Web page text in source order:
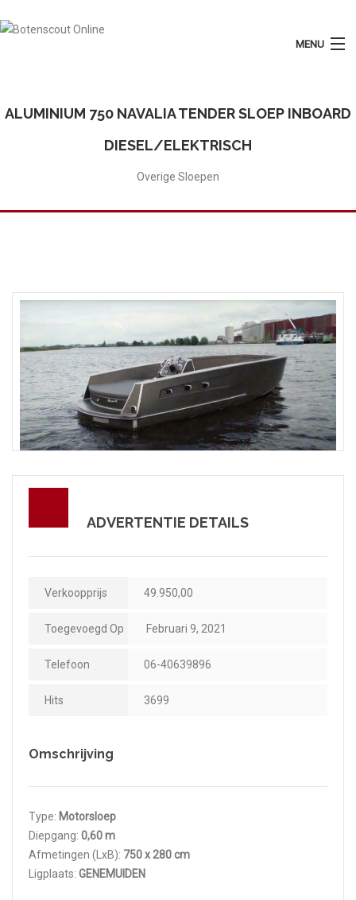
MENU
Plaats Advertentie
ALUMINIUM 750 NAVALIA TENDER SLOEP INBOARD
DIESEL/ELEKTRISCH
Overige Sloepen
ADVERTENTIE DETAILS
Verkoopprijs 49.950,00
Toegevoegd Op Februari 9, 2021
Telefoon 06-40639896
Hits 3699
Omschrijving
Type: Motorsloep
Diepgang: 0,60 m
Afmetingen (LxB): 750 x 280 cm
Ligplaats: GENEMUIDEN